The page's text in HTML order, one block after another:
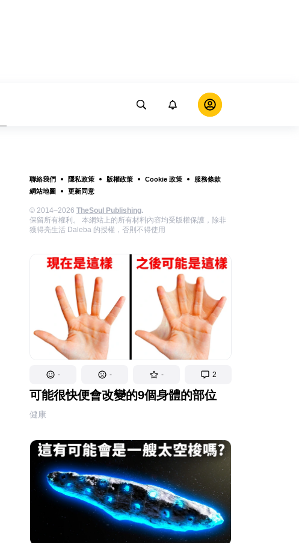
聯絡我們 隱私政策 版權政策 Cookie 政策
服務條款
網站地圖
更新同意
© 2014–2026 TheSoul Publishing.
保留所有權利。 本網站上的所有材料內容均受版權保護，除非
獲得亮生活 Daleba 的授權，否則不得使用
- - - 2
可能很快便會改變的9個身體的部位
健康